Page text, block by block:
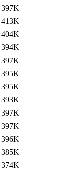
397K
413K
404K
394K
397K
395K
395K
393K
397K
397K
396K
385K
374K